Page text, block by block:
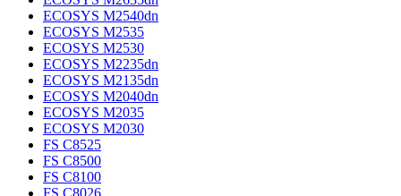
ECOSYS M2540dn
ECOSYS M2535
ECOSYS M2530
ECOSYS M2235dn
ECOSYS M2135dn
ECOSYS M2040dn
ECOSYS M2035
ECOSYS M2030
FS C8525
FS C8500
FS C8100
FS C8026